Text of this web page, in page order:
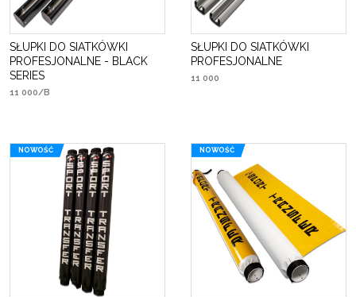
SŁUPKI DO SIATKÓWKI
PROFESJONALNE - BLACK
SERIES
11 000/B
SŁUPKI DO SIATKÓWKI
PROFESJONALNE
11 000
NOWOŚĆ NOWOŚĆ